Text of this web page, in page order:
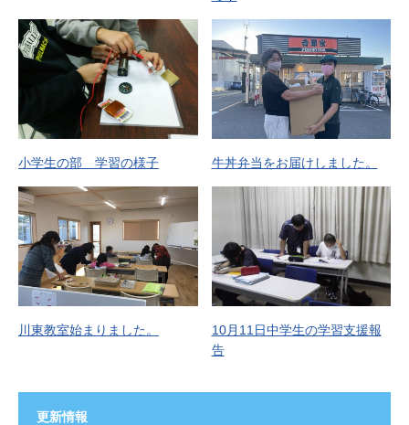
小学生の部 学習の様子 牛丼弁当をお届けしました。
川東教室始まりました。
10月11日中学生の学習支援報
告
更新情報